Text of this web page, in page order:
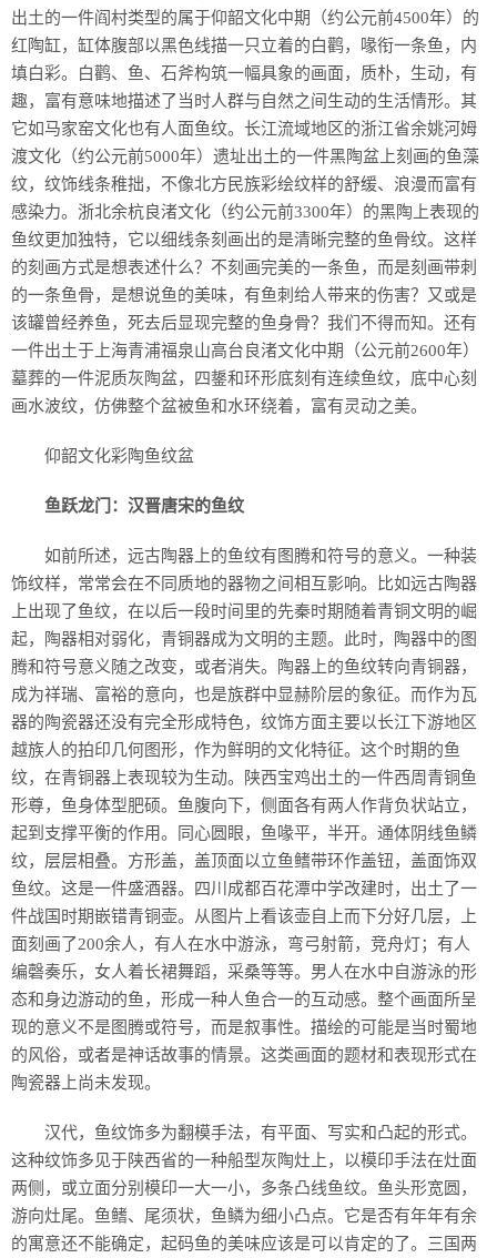
出土的一件阎村类型的属于仰韶文化中期（约公元前4500年）的
红陶缸，缸体腹部以黑色线描一只立着的白鹳，喙衔一条鱼，内
填白彩。白鹳、鱼、石斧构筑一幅具象的画面，质朴，生动，有
趣，富有意味地描述了当时人群与自然之间生动的生活情形。其
它如马家窑文化也有人面鱼纹。长江流域地区的浙江省余姚河姆
渡文化（约公元前5000年）遗址出土的一件黑陶盆上刻画的鱼藻
纹，纹饰线条稚拙，不像北方民族彩绘纹样的舒缓、浪漫而富有
感染力。浙北余杭良渚文化（约公元前3300年）的黑陶上表现的
鱼纹更加独特，它以细线条刻画出的是清晰完整的鱼骨纹。这样
的刻画方式是想表述什么？不刻画完美的一条鱼，而是刻画带刺
的一条鱼骨，是想说鱼的美味，有鱼刺给人带来的伤害？又或是
该罐曾经养鱼，死去后显现完整的鱼身骨？我们不得而知。还有
一件出土于上海青浦福泉山高台良渚文化中期（公元前2600年）
墓葬的一件泥质灰陶盆，四鋬和环形底刻有连续鱼纹，底中心刻
画水波纹，仿佛整个盆被鱼和水环绕着，富有灵动之美。
仰韶文化彩陶鱼纹盆
鱼跃龙门：汉晋唐宋的鱼纹
如前所述，远古陶器上的鱼纹有图腾和符号的意义。一种装
饰纹样，常常会在不同质地的器物之间相互影响。比如远古陶器
上出现了鱼纹，在以后一段时间里的先秦时期随着青铜文明的崛
起，陶器相对弱化，青铜器成为文明的主题。此时，陶器中的图
腾和符号意义随之改变，或者消失。陶器上的鱼纹转向青铜器，
成为祥瑞、富裕的意向，也是族群中显赫阶层的象征。而作为瓦
器的陶瓷器还没有完全形成特色，纹饰方面主要以长江下游地区
越族人的拍印几何图形，作为鲜明的文化特征。这个时期的鱼
纹，在青铜器上表现较为生动。陕西宝鸡出土的一件西周青铜鱼
形尊，鱼身体型肥硕。鱼腹向下，侧面各有两人作背负状站立，
起到支撑平衡的作用。同心圆眼，鱼喙平，半开。通体阴线鱼鳞
纹，层层相叠。方形盖，盖顶面以立鱼鳍带环作盖钮，盖面饰双
鱼纹。这是一件盛酒器。四川成都百花潭中学改建时，出土了一
件战国时期嵌错青铜壶。从图片上看该壶自上而下分好几层，上
面刻画了200余人，有人在水中游泳，弯弓射箭，竞舟灯；有人
编磬奏乐，女人着长裙舞蹈，采桑等等。男人在水中自游泳的形
态和身边游动的鱼，形成一种人鱼合一的互动感。整个画面所呈
现的意义不是图腾或符号，而是叙事性。描绘的可能是当时蜀地
的风俗，或者是神话故事的情景。这类画面的题材和表现形式在
陶瓷器上尚未发现。
汉代，鱼纹饰多为翻模手法，有平面、写实和凸起的形式。
这种纹饰多见于陕西省的一种船型灰陶灶上，以模印手法在灶面
两侧，或立面分别模印一大一小，多条凸线鱼纹。鱼头形宽圆，
游向灶尾。鱼鳍、尾须状，鱼鳞为细小凸点。它是否有年年有余
的寓意还不能确定，起码鱼的美味应该是可以肯定的了。三国两